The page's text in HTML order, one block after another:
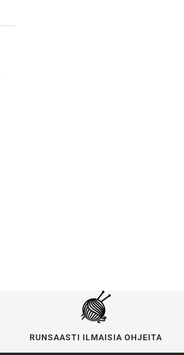
RUNSAASTI ILMAISIA OHJEITA